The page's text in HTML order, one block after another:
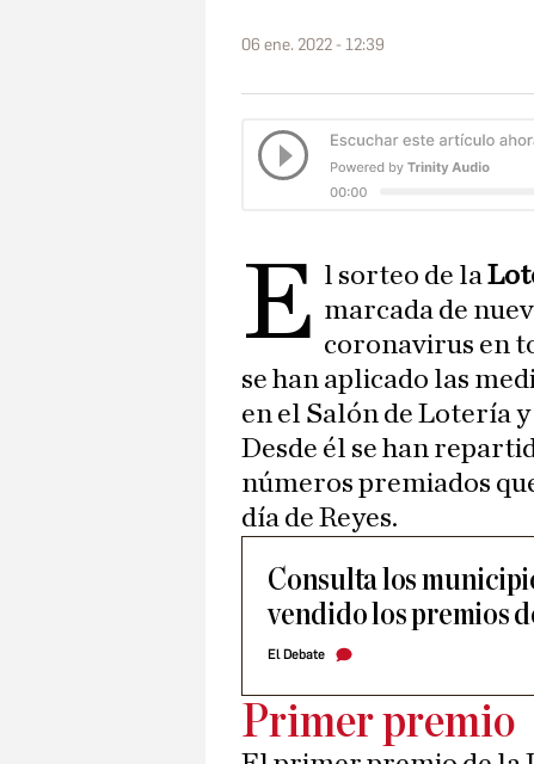
06 ene. 2022 - 12:39
e l sorteo de la
marcada de
coronavirus en
se han aplicado las
en el Salón de Lotería
Desde él se han
números premiados
día de Reyes.
Consulta los
vendido los premios
El Debate
Primer premio